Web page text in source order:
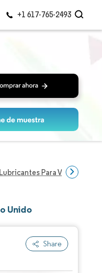
+1 617-765-2493
Para Vehículos
Unido
Share